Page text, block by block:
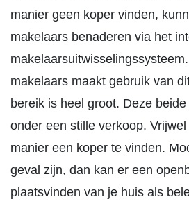
manier geen koper vinden,
makelaars benaderen via het
makelaars maakt gebruik van
bereik is heel groot. Deze
onder een stille verkoop.
manier een koper te vinden.
geval zijn, dan kan er een
plaatsvinden van je huis als